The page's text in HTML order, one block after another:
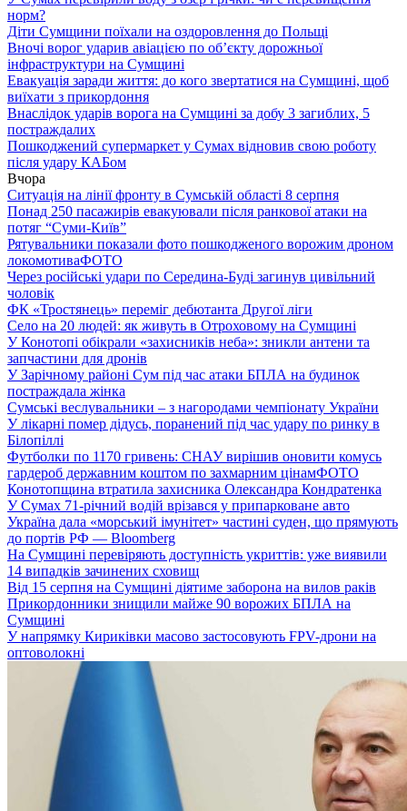
норм?
Діти Сумщини поїхали на оздоровлення до Польщі
Вночі ворог ударив авіацією по обʼєкту дорожньої
інфраструктури на Сумщині
Евакуація заради життя: до кого звертатися на Сумщині, щоб
виїхати з прикордоння
Внаслідок ударів ворога на Сумщині за добу 3 загиблих, 5
постраждалих
Пошкоджений супермаркет у Сумах відновив свою роботу
після удару КАБом
Вчора
Ситуація на лінії фронту в Сумській області 8 серпня
Понад 250 пасажирів евакуювали після ранкової атаки на
потяг “Суми-Київ”
Рятувальники показали фото пошкодженого ворожим дроном
локомотиваФОТО
Через російські удари по Середина-Буді загинув цивільний
чоловік
ФК «Тростянець» переміг дебютанта Другої ліги
Село на 20 людей: як живуть в Отроховому на Сумщині
У Конотопі обікрали «захисників неба»: зникли антени та
запчастини для дронів
У Зарічному районі Сум під час атаки БПЛА на будинок
постраждала жінка
Сумські веслувальники – з нагородами чемпіонату України
У лікарні помер дідусь, поранений під час удару по ринку в
Білопіллі
Футболки по 1170 гривень: СНАУ вирішив оновити комусь
гардероб державним коштом по захмарним цінамФОТО
Конотопщина втратила захисника Олександра Кондратенка
У Сумах 71-річний водій врізався у припарковане авто
Україна дала «морський імунітет» частині суден, що прямують
до портів РФ — Bloomberg
На Сумщині перевіряють доступність укриттів: уже виявили
14 випадків зачинених сховищ
Від 15 серпня на Сумщині діятиме заборона на вилов раків
Прикордонники знищили майже 90 ворожих БПЛА на
Сумщині
У напрямку Кириківки масово застосовують FPV-дрони на
оптоволокні